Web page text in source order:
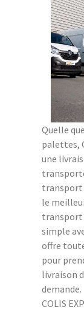
Quelle
palettes,
une
transport
le
transport
simple
offre
pour
livraison
demande.
COLIS